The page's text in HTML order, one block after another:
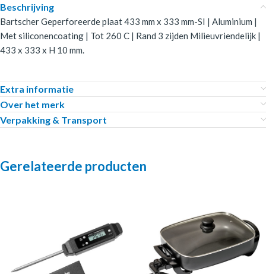
Beschrijving
Bartscher Geperforeerde plaat 433 mm x 333 mm-SI | Aluminium |
Met siliconencoating | Tot 260 C | Rand 3 zijden Milieuvriendelijk |
433 x 333 x H 10 mm.
Extra informatie
Over het merk
Verpakking & Transport
Gerelateerde producten